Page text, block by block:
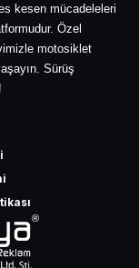
kesen mücadeleleri
Özel
motosiklet
Sürüş